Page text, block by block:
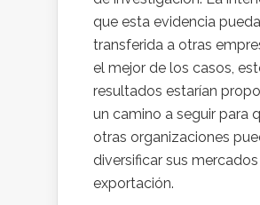
que esta evidencia
transferida a otras
el mejor de los casos,
resultados estarían
un camino a seguir para
otras organizaciones
diversificar sus
exportación.